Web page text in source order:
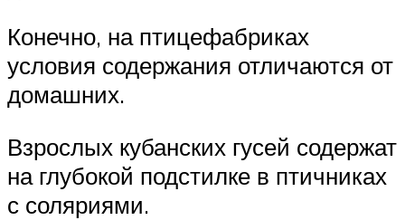
Конечно, на птицефабриках
условия содержания отличаются от
домашних.
Взрослых кубанских гусей содержат
на глубокой подстилке в птичниках
с соляриями.